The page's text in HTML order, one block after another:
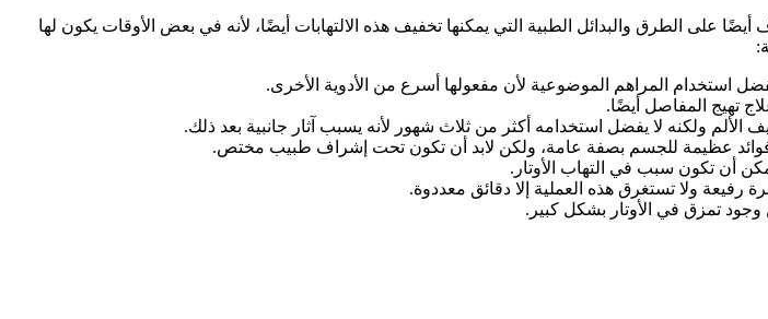
على الطرق والبدائل الطبية التي يمكنها تخفيف هذه الالتهابات أيضًا، لأنه في بعض الأوقات يكون لها
استخدام المراهم الموضوعية لأن مفعولها أسرع من الأدوية الأخرى.
تهيج المفاصل أيضًا.
الألم ولكنه لا يفضل استخدامه أكثر من ثلاث شهور لأنه يسبب آثار جانبية بعد ذلك.
فوائد عظيمة للجسم بصفة عامة، ولكن لابد أن تكون تحت إشراف طبيب مختص.
أن تكون سبب في التهاب الأوتار.
رفيعة ولا تستغرق هذه العملية إلا دقائق معددوة.
وجود تمزق في الأوتار بشكل كبير.